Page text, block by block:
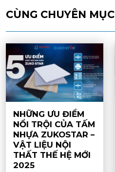
CÙNG CHUYÊN MỤC
NHỮNG ƯU ĐIỂM
NỔI TRỘI CỦA TẤM
NHỰA ZUKOSTAR –
VẬT LIỆU NỘI
THẤT THẾ HỆ MỚI
2025